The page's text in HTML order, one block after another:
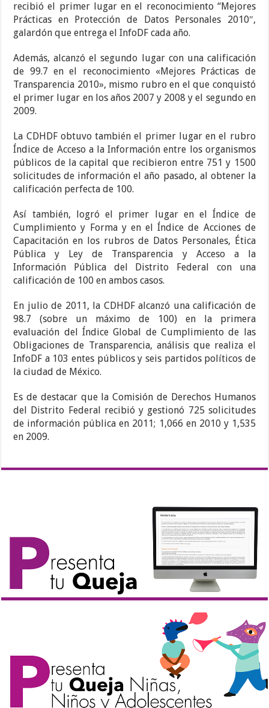
recibió el primer lugar en el reconocimiento “Mejores
Prácticas en Protección de Datos Personales 2010″,
galardón que entrega el InfoDF cada año.
Además, alcanzó el segundo lugar con una calificación
de 99.7 en el reconocimiento «Mejores Prácticas de
Transparencia 2010», mismo rubro en el que conquistó
el primer lugar en los años 2007 y 2008 y el segundo en
2009.
La CDHDF obtuvo también el primer lugar en el rubro
Índice de Acceso a la Información entre los organismos
públicos de la capital que recibieron entre 751 y 1500
solicitudes de información el año pasado, al obtener la
calificación perfecta de 100.
Así también, logró el primer lugar en el Índice de
Cumplimiento y Forma y en el Índice de Acciones de
Capacitación en los rubros de Datos Personales, Ética
Pública y Ley de Transparencia y Acceso a la
Información Pública del Distrito Federal con una
calificación de 100 en ambos casos.
En julio de 2011, la CDHDF alcanzó una calificación de
98.7 (sobre un máximo de 100) en la primera
evaluación del Índice Global de Cumplimiento de las
Obligaciones de Transparencia, análisis que realiza el
InfoDF a 103 entes públicos y seis partidos políticos de
la ciudad de México.
Es de destacar que la Comisión de Derechos Humanos
del Distrito Federal recibió y gestionó 725 solicitudes
de información pública en 2011; 1,066 en 2010 y 1,535
en 2009.